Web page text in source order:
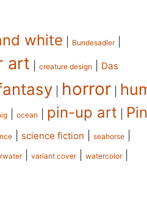
white Bundesadler|
art creature design Das
horror
ocean pin-up art
science fiction seahorse
| variant cover| watercolor|